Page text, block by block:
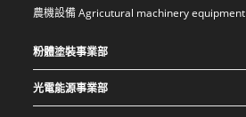
農機設備 Agricutural machinery equipment
粉體塗裝事業部
光電能源事業部